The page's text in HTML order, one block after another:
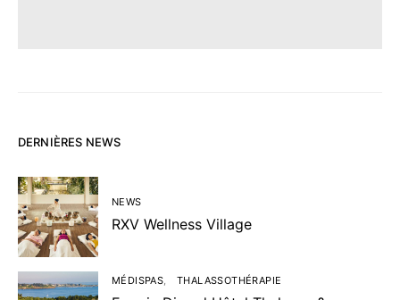
DERNIÈRES NEWS
NEWS
RXV Wellness Village
MÉDISPAS THALASSOTHÉRAPIE